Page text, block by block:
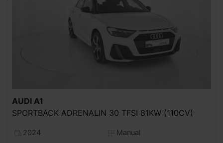
AUDI A1
SPORTBACK ADRENALIN 30 TFSI 81KW (110CV)
2024
Manual